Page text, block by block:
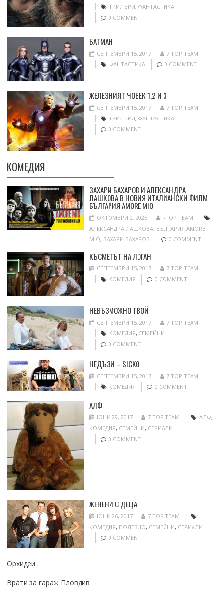
ТРИЛЪРИ, ФАНТАСТИКА
0 COMMENT
БАТМАН
СЕПТЕМВРИ 15, 2017
7 TOP TEAM
ФАНТАСТИКА
0 COMMENT
ЖЕЛЕЗНИЯТ ЧОВЕК 1,2 И 3
СЕПТЕМВРИ 15, 2017
7 TOP TEAM
ТРИЛЪРИ, ФАНТАСТИКА
0 COMMENT
КОМЕДИЯ
ЗАХАРИ БАХАРОВ И АЛЕКСАНДРА
ЛАШКОВА В НОВИЯ ИТАЛИАНСКИ ФИЛМ
БЪЛГАРИЯ AMORE MIO
ОКТОМВРИ 2, 2025
7TOP TEAM
АЛЕКСАНДРА ЛАШКОВА, БЪЛГАРИЯ AMORE
MIO, ЗАХАРИ БАХАРОВ 0 COMMENT
КЪСМЕТЪТ НА ЛОГАН
СЕПТЕМВРИ 15, 2017
7 TOP TEAM
КОМЕДИЯ
0 COMMENT
НЕВЪЗМОЖНО ТВОЙ
СЕПТЕМВРИ 15, 2017
7 TOP TEAM
КОМЕДИЯ, СЕМЕЙНИ
0 COMMENT
НЕДЪЗИ – SICKO
СЕПТЕМВРИ 15, 2017
7 TOP TEAM
КОМЕДИЯ
0 COMMENT
АЛФ
ЮНИ 29, 2017 7 TOP TEAM АЛФ,
КОМЕДИЯ, СЕМЕЙНИ, СЕРИАЛИ
0 COMMENT
ЖЕНЕНИ С ДЕЦА
ЮНИ 26, 2017
7 TOP TEAM
КОМЕДИЯ, ПОЛЕЗНО, СЕМЕЙНИ, СЕРИАЛИ
0 COMMENT
Орхидеи
Врати за гараж Пловдив